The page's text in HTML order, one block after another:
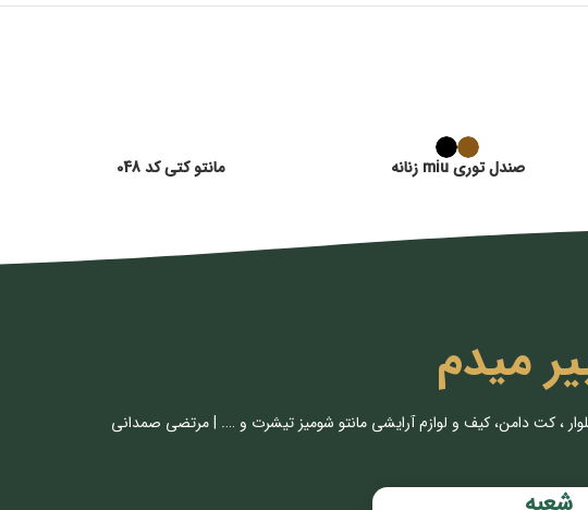
صندل توری miu زنانه مانتو کتی کد 048
میدم
، کت دامن، کیف و لوازم آرایشی مانتو شومیز تیشرت و …. | مرتضی صمدانی